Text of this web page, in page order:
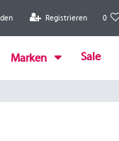
Registrieren 0
Marken Sale